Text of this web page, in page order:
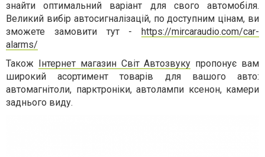
знайти оптимальний варіант для свого автомобіля.
Великий вибір автосигналізацій, по доступним цінам, ви
зможете замовити тут - https://mircaraudio.com/car-
alarms/
Також Інтернет магазин Світ Автозвуку пропонує вам
широкий асортимент товарів для вашого авто:
автомагнітоли, парктроніки, автолампи ксенон, камери
заднього виду.